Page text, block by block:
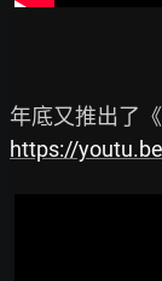
https://